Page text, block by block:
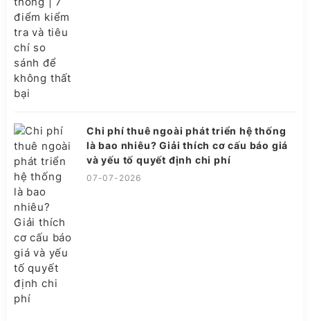
Chi phí thuê ngoài phát triển hệ thống
là bao nhiêu? Giải thích cơ cấu báo giá
và yếu tố quyết định chi phí
07-07-2026